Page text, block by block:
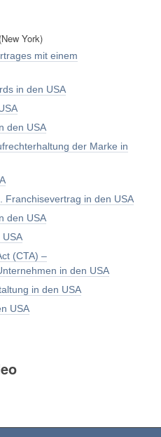
York)
mit einem
in den USA
den USA
der Marke in
Franchisevertrag in den USA
den USA
(CTA) –
in den USA
in den USA
USA